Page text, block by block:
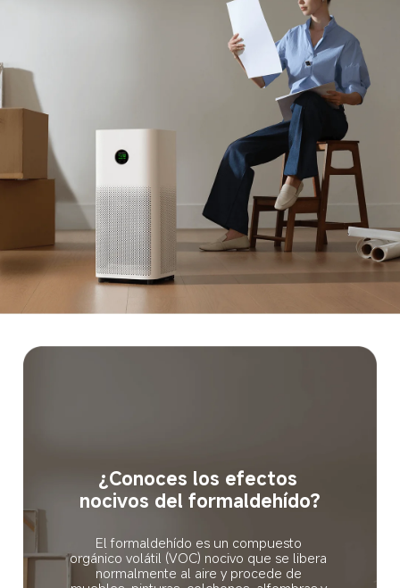
¿Conoces los efectos
nocivos del formaldehído?
El formaldehído es un compuesto
orgánico volátil (VOC) nocivo que se libera
normalmente al aire y procede de